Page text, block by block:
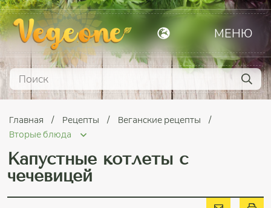
МЕНЮ
Главная Рецепты
Веганские рецепты
Вторые блюда
Капустные котлеты с
чечевицей